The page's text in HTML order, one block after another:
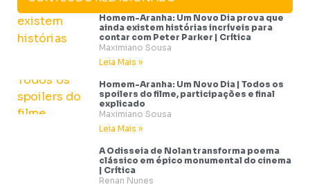
Homem-Aranha: Um Novo Dia prova que
ainda existem histórias incríveis para
contar com Peter Parker | Crítica
Maximiano Sousa
Leia Mais »
Homem-Aranha: Um Novo Dia | Todos os
spoilers do filme, participações e final
explicado
Maximiano Sousa
Leia Mais »
A Odisseia de Nolan transforma poema
clássico em épico monumental do cinema
| Crítica
Renan Nunes